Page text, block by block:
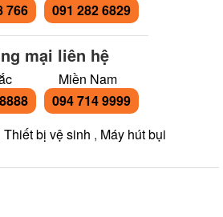
766
091 282 6829
mại liên hệ
Miền Nam
094 714 9999
Thiết bị vệ sinh , Máy hút bụi